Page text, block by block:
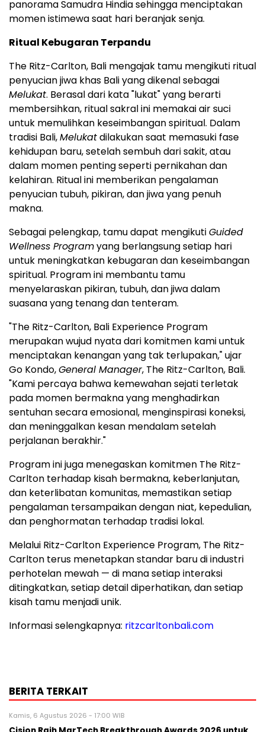
panorama Samudra Hindia sehingga menciptakan
momen istimewa saat hari beranjak senja.
Ritual Kebugaran Terpandu
The Ritz-Carlton, Bali mengajak tamu mengikuti ritual
penyucian jiwa khas Bali yang dikenal sebagai
Melukat. Berasal dari kata "lukat" yang berarti
membersihkan, ritual sakral ini memakai air suci
untuk memulihkan keseimbangan spiritual. Dalam
tradisi Bali,Melukatdilakukan saat memasuki fase
kehidupan baru, setelah sembuh dari sakit, atau
dalam momen penting seperti pernikahan dan
kelahiran. Ritual ini memberikan pengalaman
penyucian tubuh, pikiran, dan jiwa yang penuh
makna.
Sebagai pelengkap, tamu dapat mengikutiGuided
Wellness Programyang berlangsung setiap hari
untuk meningkatkan kebugaran dan keseimbangan
spiritual. Program ini membantu tamu
menyelaraskan pikiran, tubuh, dan jiwa dalam
suasana yang tenang dan tenteram.
"The Ritz-Carlton, Bali Experience Program
merupakan wujud nyata dari komitmen kami untuk
menciptakan kenangan yang tak terlupakan," ujar
Go Kondo,General Manager, The Ritz-Carlton, Bali.
"Kami percaya bahwa kemewahan sejati terletak
pada momen bermakna yang menghadirkan
sentuhan secara emosional, menginspirasi koneksi,
dan meninggalkan kesan mendalam setelah
perjalanan berakhir."
Program ini juga menegaskan komitmen The Ritz-
Carlton terhadap kisah bermakna, keberlanjutan,
dan keterlibatan komunitas, memastikan setiap
pengalaman tersampaikan dengan niat, kepedulian,
dan penghormatan terhadap tradisi lokal.
Melalui Ritz-Carlton Experience Program, The Ritz-
Carlton terus menetapkan standar baru di industri
perhotelan mewah — di mana setiap interaksi
ditingkatkan, setiap detail diperhatikan, dan setiap
kisah tamu menjadi unik.
Informasi selengkapnya: ritzcarltonbali.com
BERITA TERKAIT
Kamis, 6 Agustus 2026 - 17:00 WIB